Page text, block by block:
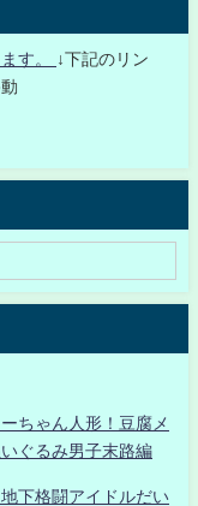
す。
↓下記のリン
ちゃん人形！豆腐メ
ぐるみ男子末路編
下格闘アイドルだい